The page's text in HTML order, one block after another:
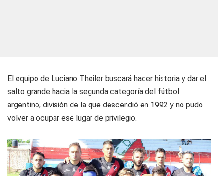
El equipo de Luciano Theiler buscará hacer historia y dar el
salto grande hacia la segunda categoría del fútbol
argentino, división de la que descendió en 1992 y no pudo
volver a ocupar ese lugar de privilegio.